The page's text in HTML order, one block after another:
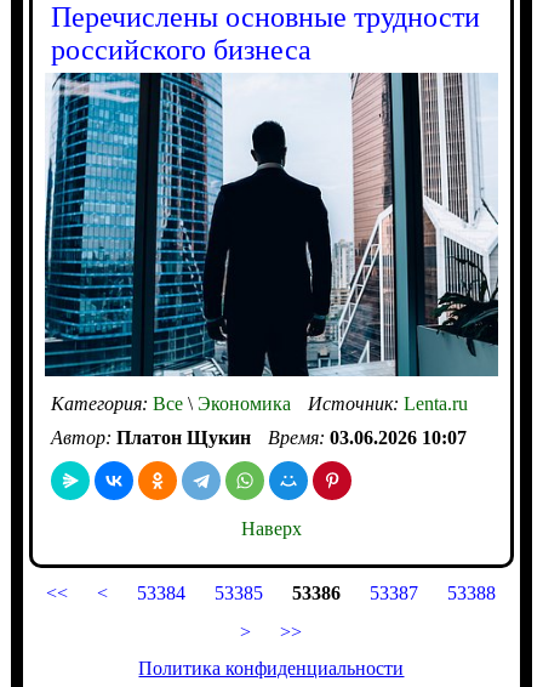
Перечислены основные трудности
российского бизнеса
Категория: Все\Экономика Источник: Lenta.ru
Автор: Платон Щукин Время: 03.06.2026 10:07
Наверх
<< < 53384 53385 53386 53387
53388
>
>>
Политика конфиденциальности